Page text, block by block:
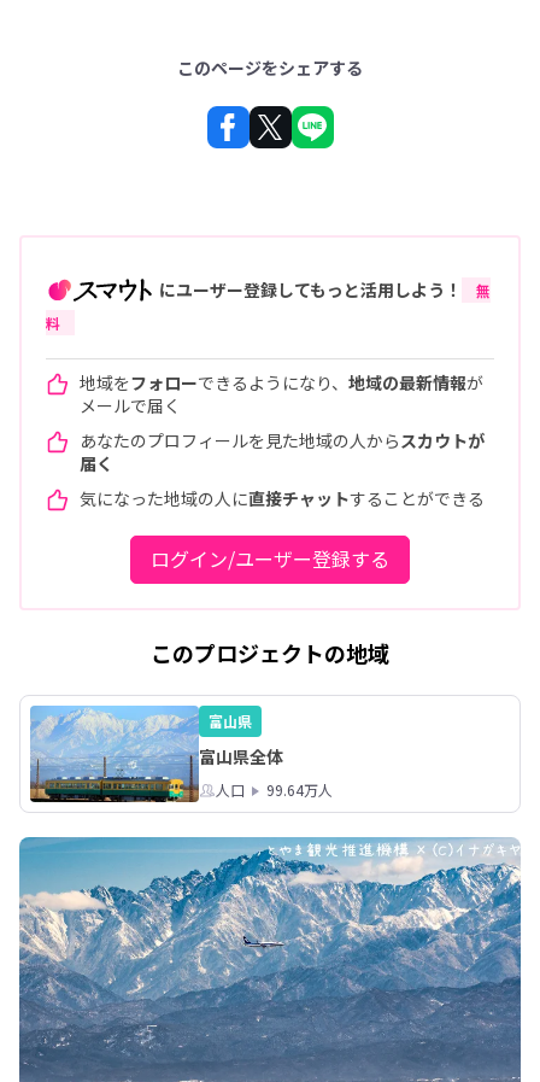
このページをシェアする
にユーザー登録してもっと活用しよう！
無
料
地域をフォローできるようになり、 地域の最新情報が
メールで届く
あなたのプロフィールを見た地域の人から スカウトが
届く
気になった地域の人に直接チャットすることができる
ログイン/ユーザー登録する
このプロジェクトの地域
富山県
富山県全体
人口 99.64万人